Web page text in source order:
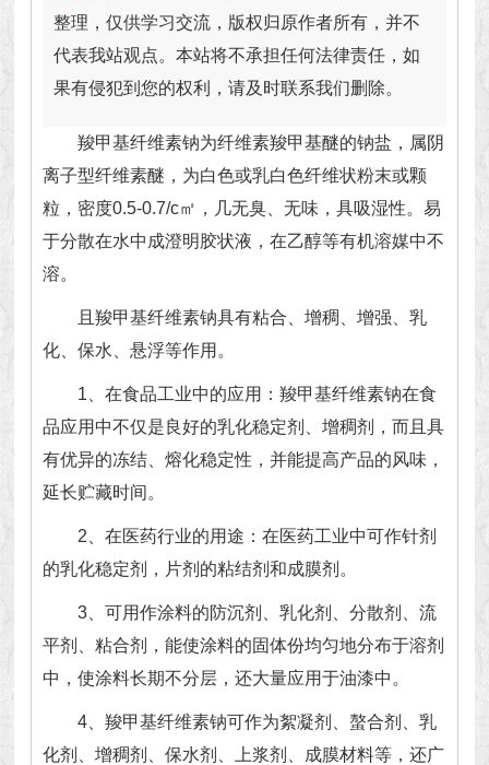
整理，仅供学习交流，版权归原作者所有，并不
代表我站观点。本站将不承担任何法律责任，如
果有侵犯到您的权利，请及时联系我们删除。
羧甲基纤维素钠为纤维素羧甲基醚的钠盐，属阴
离子型纤维素醚，为白色或乳白色纤维状粉末或颗
粒，密度0.5-0.7/c㎡，几无臭、无味，具吸湿性。易
于分散在水中成澄明胶状液，在乙醇等有机溶媒中不
溶。
且羧甲基纤维素钠具有粘合、增稠、增强、乳
化、保水、悬浮等作用。
1、在食品工业中的应用：羧甲基纤维素钠在食
品应用中不仅是良好的乳化稳定剂、增稠剂，而且具
有优异的冻结、熔化稳定性，并能提高产品的风味，
延长贮藏时间。
2、在医药行业的用途：在医药工业中可作针剂
的乳化稳定剂，片剂的粘结剂和成膜剂。
3、可用作涂料的防沉剂、乳化剂、分散剂、流
平剂、粘合剂，能使涂料的固体份均匀地分布于溶剂
中，使涂料长期不分层，还大量应用于油漆中。
4、羧甲基纤维素钠可作为絮凝剂、螯合剂、乳
化剂、增稠剂、保水剂、上浆剂、成膜材料等，还广